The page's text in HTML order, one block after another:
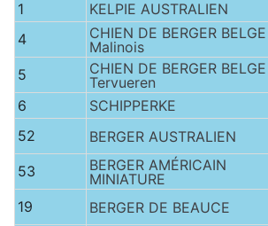
1 KELPIE AUSTRALIEN
4
CHIEN DE BERGER BELGE
Malinois
5
CHIEN DE BERGER BELGE
Tervueren
6 SCHIPPERKE
52 BERGER AUSTRALIEN
53
BERGER AMÉRICAIN
MINIATURE
19 BERGER DE BEAUCE